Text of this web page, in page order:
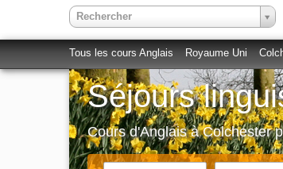
Rechercher
Tous les cours Anglais Royaume Uni
Séjours
Cours d'Anglais à Colchester